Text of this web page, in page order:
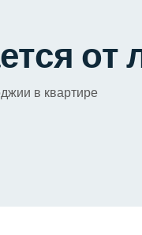
от
в квартире